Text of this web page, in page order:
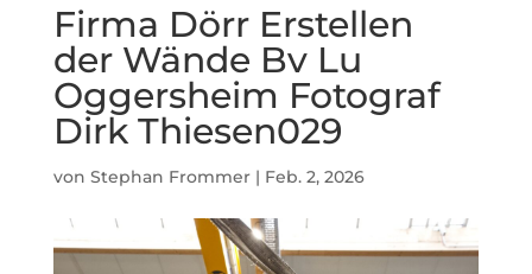
Firma Dörr Erstellen
der Wände Bv Lu
Oggersheim Fotograf
Dirk Thiesen029
von Stephan Frommer| Feb. 2, 2026